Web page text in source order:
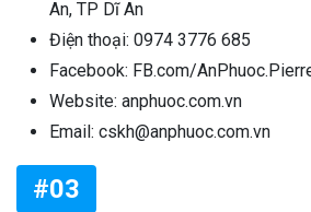
An, TP Dĩ An
Điện thoại: 0974 3776 685
Facebook: FB.com/
Website: anphuoc.com.vn
Email: cskh@anphuoc.com.vn
#03